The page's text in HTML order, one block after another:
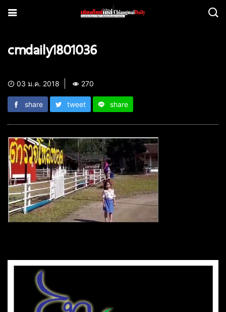
cmdaily1801036
03 ม.ค. 2018 270
share tweet share